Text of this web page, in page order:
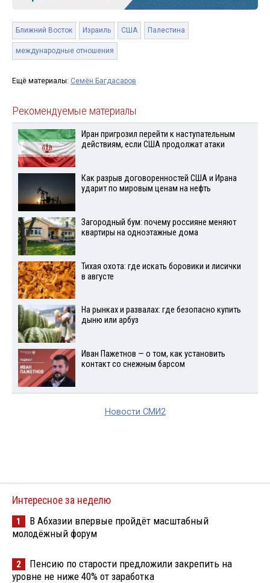
Ближний Восток Израиль США Палестина
международные отношения
Ещё материалы: Семён Багдасаров
Рекомендуемые материалы
Иран пригрозил перейти к наступательным
действиям, если США продолжат атаки
Как разрыв договоренностей США и Ирана
ударит по мировым ценам на нефть
Загородный бум: почему россияне меняют
квартиры на одноэтажные дома
Тихая охота: где искать боровики и лисички
в августе
На рынках и развалах: где безопасно купить
дыню или арбуз
Иван Пажетнов — о том, как установить
контакт со снежным барсом
Новости СМИ2
Интересное за неделю
1
В Абхазии впервые пройдёт масштабный
молодёжный форум
2
Пенсию по старости предложили закрепить на
уровне не ниже 40% от заработка